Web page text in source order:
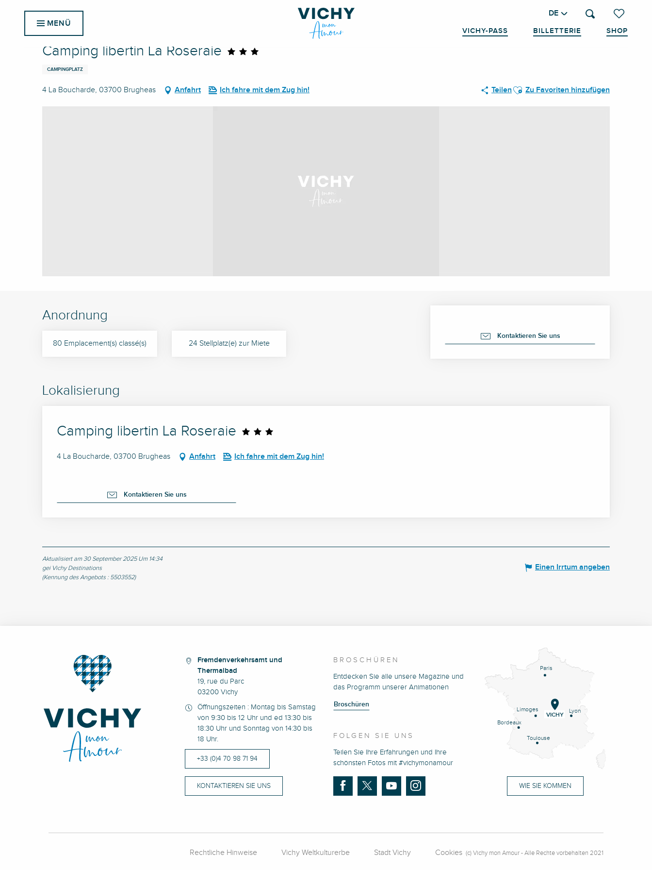
Voir les
Suche
DE
VICHY-PASS BILLETTERIE SHOP
MENÜ
Startseite Camping libertin La Roseraie
Camping libertin La Roseraie
CAMPINGPLATZ
4 La Boucharde, 03700 Brugheas Anfahrt Ich fahre mit dem Zug hin! Teilen Ajouter aux favoris
Zu Favoriten hinzufügen
Kontaktieren Sie uns
Anordnung
80 Emplacement(s) classé(s) 24 Stellplatz(e) zur Miete
Lokalisierung
Camping libertin La Roseraie
4 La Boucharde, 03700 Brugheas Anfahrt Ich fahre mit dem Zug hin!
Kontaktieren Sie uns
Aktualisiert am 30 September 2025 Um 14:34
gei Vichy Destinations
(Kennung des Angebots : 5503552)
Einen Irrtum angeben
Fremdenverkehrsamt und
Thermalbad
19, rue du Parc
03200 Vichy
Öffnungszeiten : Montag bis Samstag
von 9:30 bis 12 Uhr und ed 13:30 bis
18:30 Uhr und Sonntag von 14:30 bis
18 Uhr.
+33 (0)4 70 98 71 94
KONTAKTIEREN SIE UNS
BROSCHÜREN
Entdecken Sie alle unsere Magazine und
das Programm unserer Animationen
Broschüren
FOLGEN SIE UNS
Teilen Sie Ihre Erfahrungen und Ihre
schönsten Fotos mit #vichymonamour
Paris
Lyon
Limoges
Bordeaux
Toulouse
VICHY
WIE SIE KOMMEN
Rechtliche Hinweise Vichy Weltkulturerbe Stadt Vichy Cookies (c) Vichy mon Amour - Alle Rechte vorbehalten 2021